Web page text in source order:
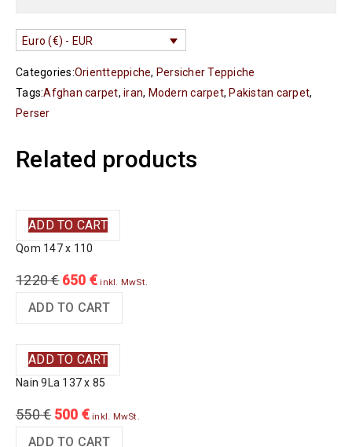
Euro (€) - EUR
Categories:Orientteppiche, Persicher Teppiche
Tags:Afghan carpet, iran, Modern carpet, Pakistan carpet,
Perser
Related products
ADD TO CART
Qom 147 x 110
1220€ 650 € inkl. MwSt.
ADD TO CART
ADD TO CART
Nain 9La 137 x 85
550€ 500 € inkl. MwSt.
ADD TO CART